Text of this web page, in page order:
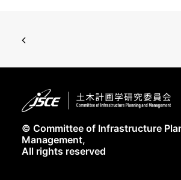
© Committee of Infrastructure
Management,
All rights reserved